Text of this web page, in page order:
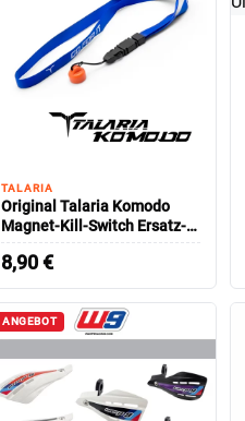
TALARIA
Original Talaria Komodo
Magnet-Kill-Switch Ersatz-
Abreissleine
8,90€
ANGEBOT